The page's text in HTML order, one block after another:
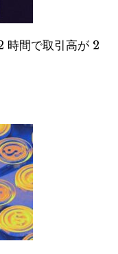
間で取引高が 2